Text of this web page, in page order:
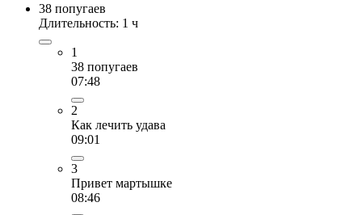
38 попугаев
Длительность: 1 ч
1
38 попугаев
07:48
2
Как лечить удава
09:01
3
Привет мартышке
08:46